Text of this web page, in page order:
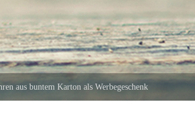
aus buntem Karton als Werbegeschenk